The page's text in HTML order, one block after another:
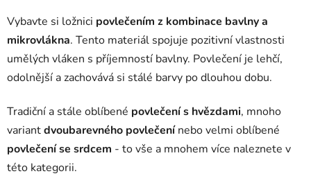
Vybavte si ložnici povlečením z kombinace bavlny a
mikrovlákna. Tento materiál spojuje pozitivní vlastnosti
umělých vláken s příjemností bavlny. Povlečení je lehčí,
odolnější a zachovává si stálé barvy po dlouhou dobu.
Tradiční a stále oblíbené povlečení s hvězdami, mnoho
variantdvoubarevného povlečenínebo velmi oblíbené
povlečení se srdcem - to vše a mnohem více naleznete v
této kategorii.